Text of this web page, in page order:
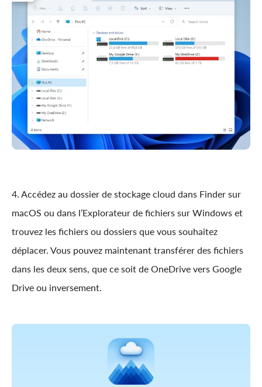
4. Accédez au dossier de stockage cloud dans Finder sur
macOS ou dans l’Explorateur de fichiers sur Windows et
trouvez les fichiers ou dossiers que vous souhaitez
déplacer. Vous pouvez maintenant transférer des fichiers
dans les deux sens, que ce soit de OneDrive vers Google
Drive ou inversement.